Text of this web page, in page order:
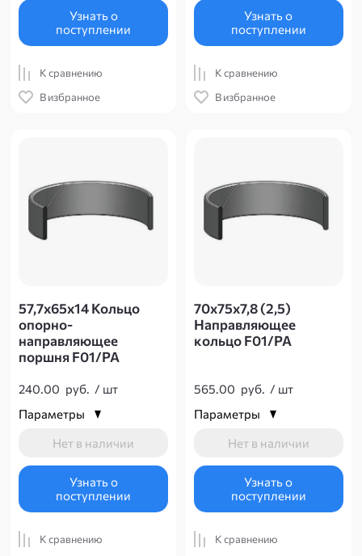
Узнать о
поступлении
К сравнению
В избранное
Узнать о
поступлении
К сравнению
В избранное
57,7х65х14 Кольцо
опорно-
направляющее
поршня F01/PA
240.00 руб. / шт
Параметры
Нет в наличии
Узнать о
поступлении
К сравнению
70х75х7,8 (2,5)
Направляющее
кольцо F01/PA
565.00 руб. / шт
Параметры
Нет в наличии
Узнать о
поступлении
К сравнению